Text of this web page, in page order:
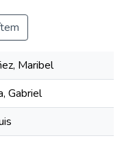
Maribel
Gabriel